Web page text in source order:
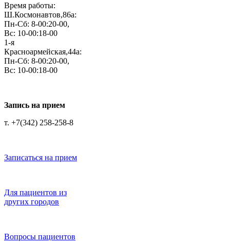
Время работы:
Ш.Космонавтов,86а:
Пн-Сб: 8-00:20-00,
Вс: 10-00:18-00
1-я
Красноармейская,44а:
Пн-Сб: 8-00:20-00,
Вс: 10-00:18-00
Запись на прием
т. +7(342) 258-258-8
Записаться на прием
Для пациентов из
других городов
Вопросы пациентов